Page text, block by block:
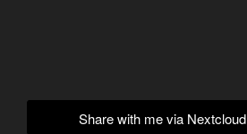
Share with me via Nextcloud